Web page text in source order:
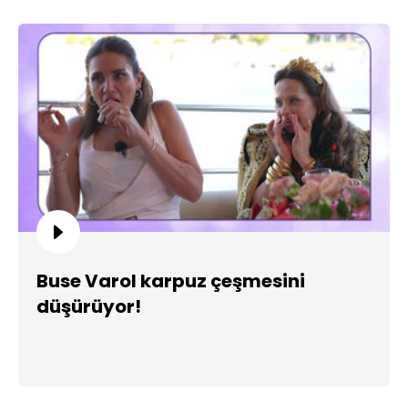
Buse Varol karpuz çeşmesini
düşürüyor!